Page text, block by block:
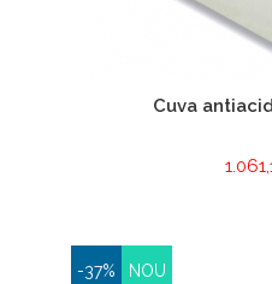
Cuva
-37% NOU